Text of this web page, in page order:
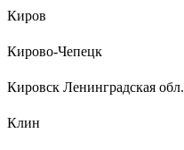
Киров
Кирово-Чепецк
Кировск Ленинградская обл.
Клин